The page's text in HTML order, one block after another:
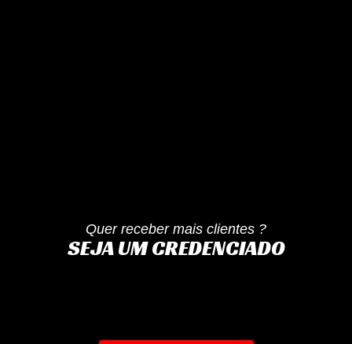
Quer receber mais clientes ?
SEJA UM CREDENCIADO